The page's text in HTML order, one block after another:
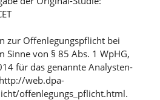
zur Offenlegungspflicht bei
Sinne von § 85 Abs. 1 WpHG,
für das genannte Analysten-
web.dpa-
offenlegungs_pflicht.html.